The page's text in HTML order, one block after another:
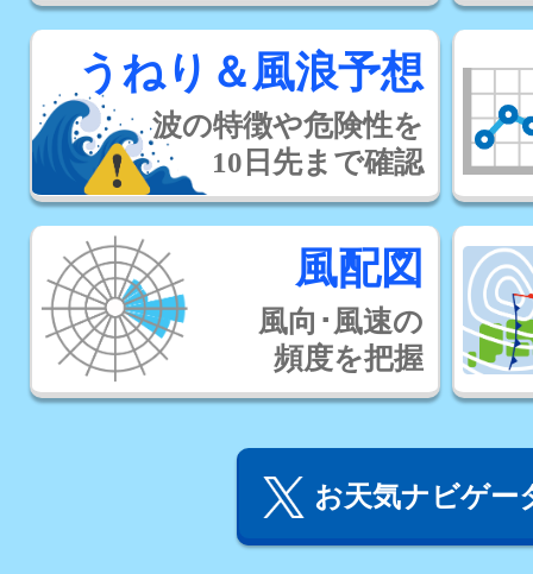
うねり＆風浪予想
波の特徴や危険性を
10日先まで確認
風配図
風向･風速の
頻度を把握
お天気ナビゲー